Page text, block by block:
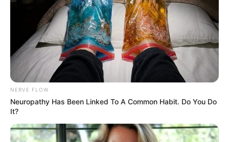
NERVE FLOW
Neuropathy Has Been Linked To A Common Habit. Do You Do
It?